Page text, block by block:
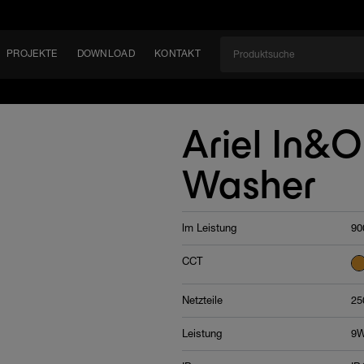
PROJEKTE DOWNLOAD KONTAKT
Ariel
Washer
lm Leistung
CCT
Netzteile
Leistung